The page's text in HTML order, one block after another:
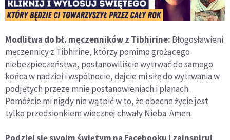
Modlitwa do bł. męczenników z Tibhirine: Błogosławieni
męczennicy z Tibhirine, którzy pomimo grożącego
niebezpieczeństwa, postanowiliście wytrwać do samego
końca w nadziei i wspólnocie, dajcie mi siłę do wytrwania w
podjętych przeze mnie postanowieniach i planach.
Pomóżcie mi nigdy nie wątpić w to, że obecne życie jest
tylko przedsionkiem wiecznej chwały Nieba. Amen.
Podziel się swoim świętym na Facebooku i zainspiruj